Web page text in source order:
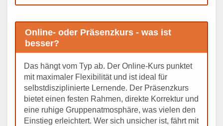
Online- oder Präsenzkurs - was ist
besser?
Das hängt vom Typ ab. Der Online-Kurs punktet
mit maximaler Flexibilität und ist ideal für
selbstdisziplinierte Lernende. Der Präsenzkurs
bietet einen festen Rahmen, direkte Korrektur und
eine ruhige Gruppenatmosphäre, was vielen den
Einstieg erleichtert. Wer sich unsicher ist, fährt mit